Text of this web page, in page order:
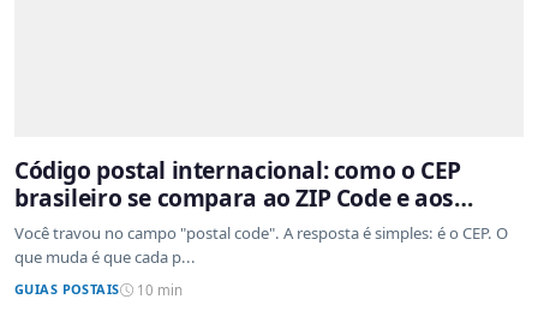
Código postal internacional: como o CEP
brasileiro se compara ao ZIP Code e aos
sistemas de outros países
Você travou no campo "postal code". A resposta é simples: é o CEP. O
que muda é que cada p...
GUIAS POSTAIS 10 min